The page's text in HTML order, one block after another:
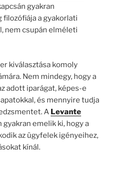
gyakran
filozófiája a gyakorlati
nem csupán elméleti
kiválasztása komoly
Nem mindegy, hogy a
adott iparágat, képes-e
és mennyire tudja
A Levante
gyakran emelik ki, hogy a
az ügyfelek igényeihez,
kínál.